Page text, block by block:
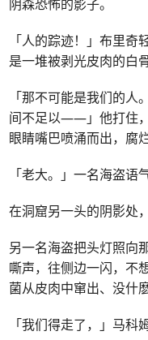
阴森恐怖的影子。
「人的踪迹！」布里
是一堆被剥光皮肉的白
「那不可能是我们的
间不足以——」他打住
眼睛嘴巴喷涌而出，腐
「老大。」一名海盗语
在洞窟另一头的阴影处
另一名海盗把头灯照向
嘶声，往侧边一闪，不
菌从皮肉中窜出、没什
「我们得走了，」马科